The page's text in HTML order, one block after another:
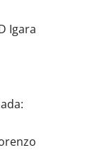
Igara